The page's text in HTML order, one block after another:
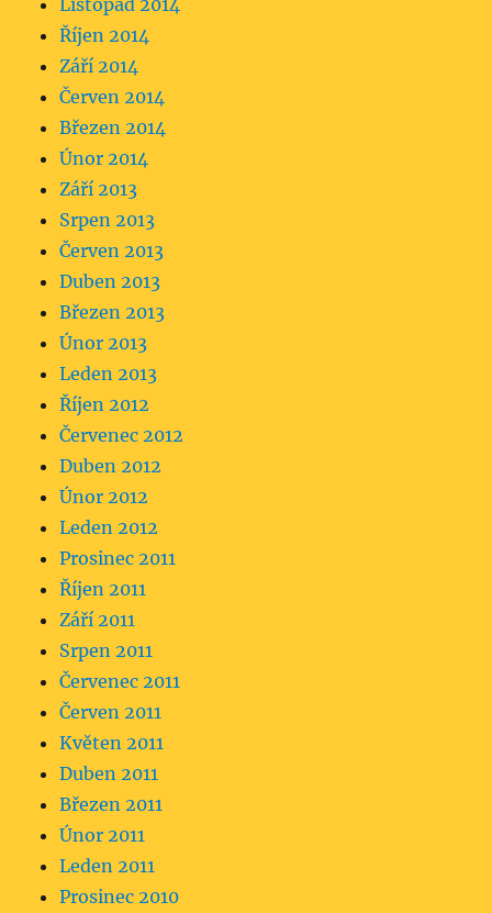
Listopad 2014
Říjen 2014
Září 2014
Červen 2014
Březen 2014
Únor 2014
Září 2013
Srpen 2013
Červen 2013
Duben 2013
Březen 2013
Únor 2013
Leden 2013
Říjen 2012
Červenec 2012
Duben 2012
Únor 2012
Leden 2012
Prosinec 2011
Říjen 2011
Září 2011
Srpen 2011
Červenec 2011
Červen 2011
Květen 2011
Duben 2011
Březen 2011
Únor 2011
Leden 2011
Prosinec 2010